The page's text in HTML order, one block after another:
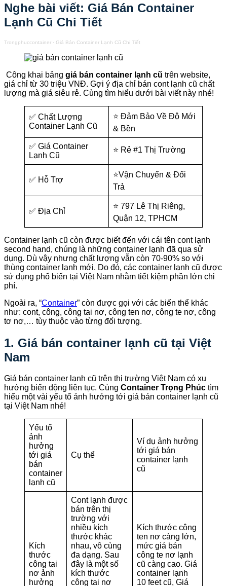
Nghe bài viết: Giá Bán Container
Lạnh Cũ Chi Tiết
Trongphuccontainer · Giá Bán Container Lạnh Cũ Chi Tiết
Công khai bảng giá bán container lạnh cũ trên website,
giá chỉ từ 30 triệu VNĐ. Gợi ý địa chỉ bán cont lạnh cũ chất
lượng mà giá siêu rẻ. Cùng tìm hiểu dưới bài viết này nhé!
✅ Chất Lượng
Container Lạnh Cũ
⭐ Đảm Bảo Về Độ Mới
& Bền
✅ Giá Container
Lạnh Cũ
⭐ Rẻ #1 Thị Trường
✅ Hỗ Trợ
⭐Vận Chuyển & Đổi
Trả
✅ Địa Chỉ
⭐ 797 Lê Thị Riêng,
Quận 12, TPHCM
Container lạnh cũ còn được biết đến với cái tên cont lạnh
second hand, chúng là những container lạnh đã qua sử
dụng. Dù vậy nhưng chất lượng vẫn còn 70-90% so với
thùng container lạnh mới. Do đó, các container lạnh cũ được
sử dụng phổ biến tại Việt Nam nhằm tiết kiệm phần lớn chi
phí.
Ngoài ra, “Container” còn được gọi với các biến thể khác
như: cont, công, công tai nơ, công ten nơ, công te nơ, công
tơ nơ,… tùy thuộc vào từng đối tượng.
1. Giá bán container lạnh cũ tại Việt
Nam
Giá bán container lạnh cũ trên thị trường Việt Nam có xu
hướng biến động liên tục. Cùng Container Trọng Phúc tìm
hiểu một vài yếu tố ảnh hưởng tới giá bán container lạnh cũ
tại Việt Nam nhé!
Yếu tố
ảnh
hưởng
tới giá
bán
container
lạnh cũ
Cụ thể
Ví dụ ảnh hưởng
tới giá bán
container lạnh
cũ
Kích
thước
công tai
nơ ảnh
hưởng
Cont lạnh được
bán trên thị
trường với
nhiều kích
thước khác
nhau, vô cùng
đa dạng. Sau
đây là một số
kích thước
công tai nơ
Kích thước công
ten nơ càng lớn,
mức giá bán
công te nơ lạnh
cũ càng cao. Giá
container lạnh
10 feet cũ, Giá